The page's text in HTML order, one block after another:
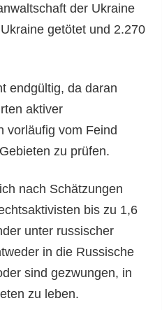
der Ukraine
getötet und 2.270
endgültig, da daran
aktiver
vorläufig vom Feind
zu prüfen.
nach Schätzungen
bis zu 1,6
unter russischer
in die Russische
sind gezwungen, in
zu leben.